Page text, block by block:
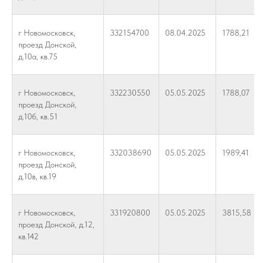
г Новомосковск,
проезд Донской,
д.10а, кв.75
332154700 08.04.2025 1788,21
г Новомосковск,
проезд Донской,
д.10б, кв.51
332230550 05.05.2025 1788,07
г Новомосковск,
проезд Донской,
д.10в, кв.19
332038690 05.05.2025 1989,41
г Новомосковск,
проезд Донской, д.12,
кв.142
331920800 05.05.2025 3815,58